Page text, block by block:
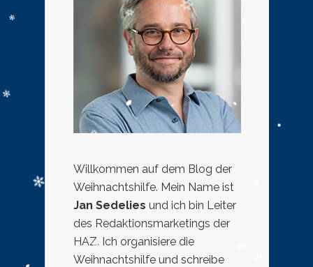
Willkommen auf dem Blog der
Weihnachtshilfe. Mein Name ist
Jan Sedelies und ich bin Leiter
des Redaktionsmarketings der
HAZ. Ich organisiere die
Weihnachtshilfe und schreibe